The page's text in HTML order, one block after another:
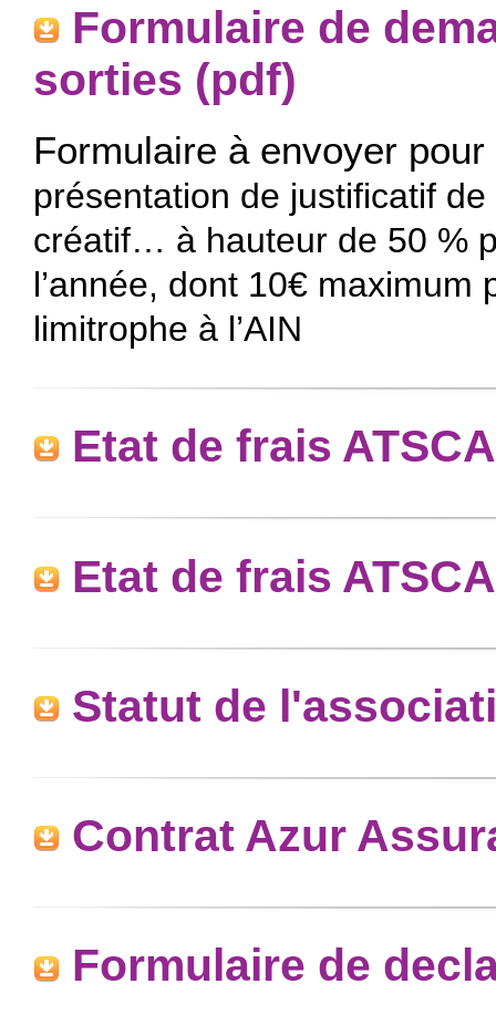
Formulaire de
sorties (pdf)
Formulaire à envoyer pour
présentation de justificatif
créatif… à hauteur de 50 %
l’année, dont 10€
limitrophe à l’AIN
Etat de frais
Etat de frais
Statut de
Contrat Azur
Formulaire de